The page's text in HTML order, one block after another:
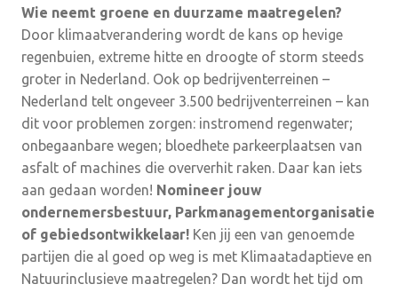
Wie neemt groene en duurzame maatregelen?
Door klimaatverandering wordt de kans op hevige
regenbuien, extreme hitte en droogte of storm steeds
groter in Nederland. Ook op bedrijventerreinen –
Nederland telt ongeveer 3.500 bedrijventerreinen – kan
dit voor problemen zorgen: instromend regenwater;
onbegaanbare wegen; bloedhete parkeerplaatsen van
asfalt of machines die oververhit raken. Daar kan iets
aan gedaan worden! Nomineer jouw
ondernemersbestuur, Parkmanagementorganisatie
of gebiedsontwikkelaar! Ken jij een van genoemde
partijen die al goed op weg is met Klimaatadaptieve en
Natuurinclusieve maatregelen? Dan wordt het tijd om